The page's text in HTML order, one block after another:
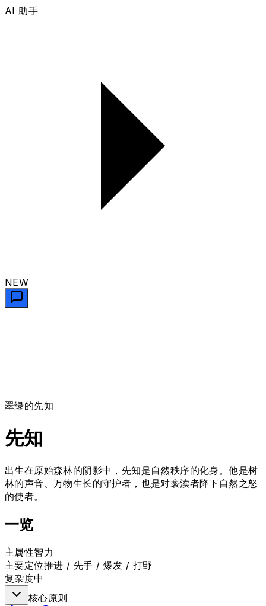
AI 助手
NEW
翠绿的先知
先知
出生在原始森林的阴影中，先知是自然秩序的化身。他是树
林的声音、万物生长的守护者，也是对亵渎者降下自然之怒
的使者。
一览
主属性智力
主要定位推进 / 先手 / 爆发 / 打野
复杂度中
核心原则